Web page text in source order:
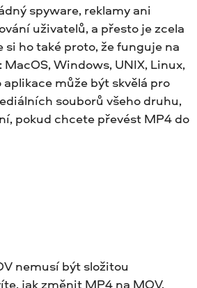
spyware, reklamy ani
uživatelů, a přesto je zcela
ho také proto, že funguje na
Windows, UNIX, Linux,
aplikace může být skvělá pro
souborů všeho druhu,
pokud chcete převést MP4 do
nemusí být složitou
jak změnit MP4 na MOV.